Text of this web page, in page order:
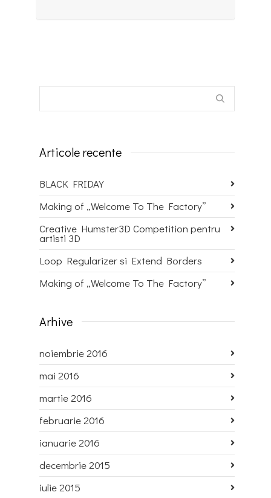
Articole recente
BLACK FRIDAY
Making of „Welcome To The Factory”
Creative Humster3D Competition pentru
artisti 3D
Loop Regularizer si Extend Borders
Making of „Welcome To The Factory”
Arhive
noiembrie 2016
mai 2016
martie 2016
februarie 2016
ianuarie 2016
decembrie 2015
iulie 2015